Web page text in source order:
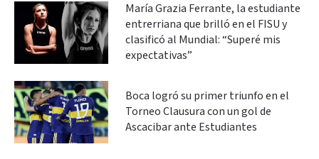
María Grazia Ferrante, la estudiante
entrerriana que brilló en el FISU y
clasificó al Mundial: “Superé mis
expectativas”
Boca logró su primer triunfo en el
Torneo Clausura con un gol de
Ascacibar ante Estudiantes